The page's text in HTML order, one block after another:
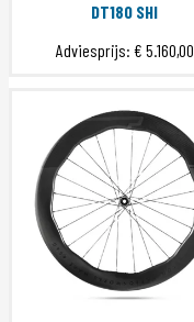
DT180 SHI
Adviesprijs: € 5.160,00